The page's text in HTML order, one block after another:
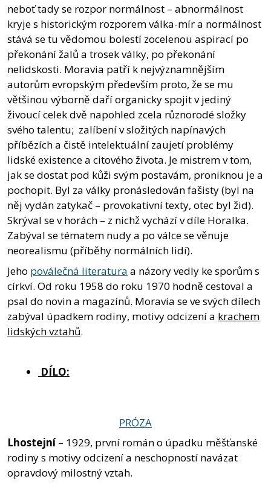
neboť tady se rozpor normálnost – abnormálnost
kryje s historickým rozporem válka-mír a normálnost
stává se tu vědomou bolestí zocelenou aspirací po
překonání žalů a trosek války, po překonání
nelidskosti. Moravia patří k nejvýznamnějším
autorům evropským především proto, že se mu
většinou výborně daří organicky spojit v jediný
živoucí celek dvě napohled zcela různorodé složky
svého talentu; zalíbení v složitých napínavých
příbězích a čistě intelektuální zaujetí problémy
lidské existence a citového života. Je mistrem v tom,
jak se dostat pod kůži svým postavám, proniknou je a
pochopit. Byl za války pronásledován fašisty (byl na
něj vydán zatykač – provokativní texty, otec byl žid).
Skrýval se v horách – z nichž vychází v díle Horalka.
Zabýval se tématem nudy a po válce se věnuje
neorealismu (příběhy normálních lidí).
Jeho poválečná literatura a názory vedly ke sporům s
církví. Od roku 1958 do roku 1970 hodně cestoval a
psal do novin a magazínů. Moravia se ve svých dílech
zabýval úpadkem rodiny, motivy odcizení a krachem
lidských vztahů.
DÍLO:
PRÓZA
Lhostejní– 1929, první román o úpadku měšťanské
rodiny s motivy odcizení a neschopností navázat
opravdový milostný vztah.